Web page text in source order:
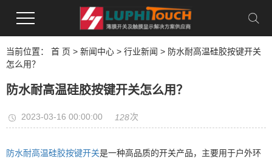
当前位置： 首 页 > 新闻中心 > 行业新闻 > 防水耐高温硅胶按键开关
怎么用？
防水耐高温硅胶按键开关怎么用？
2023-03-16 00:00:00 128次
防水耐高温硅胶按键开关是一种高品质的开关产品，主要用于户外环